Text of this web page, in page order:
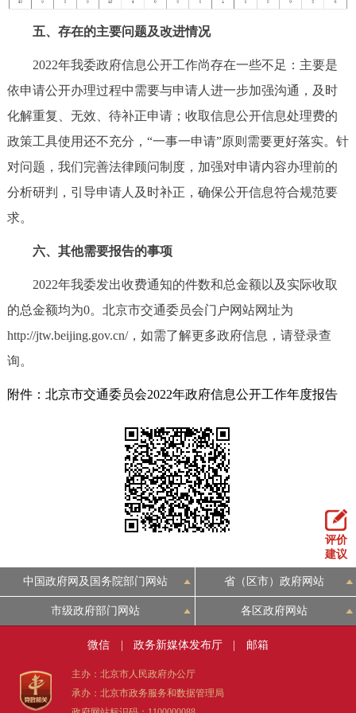
五、存在的主要问题及改进情况
2022年我委政府信息公开工作尚存在一些不足：主要是
依申请公开办理过程中需要与申请人进一步加强沟通，及时
化解重复、无效、待补正申请；收取信息公开信息处理费的
政策工具使用还不充分，“一事一申请”原则需要更好落实。针
对问题，我们完善法律顾问制度，加强对申请内容办理前的
分析研判，引导申请人及时补正，确保公开信息符合规范要
求。
六、其他需要报告的事项
2022年我委发出收费通知的件数和总金额以及实际收取
的总金额均为0。北京市交通委员会门户网站网址为
http://jtw.beijing.gov.cn/，如需了解更多政府信息，请登录查
询。
附件：北京市交通委员会2022年政府信息公开工作年度报告
评价
建议
中国政府网及国务院部门网站 省（区市）政府网站
市级政府部门网站 各区政府网站
微信 政务新媒体发布厅 邮箱
主办：北京市人民政府办公厅
承办：北京市政务服务和数据管理局